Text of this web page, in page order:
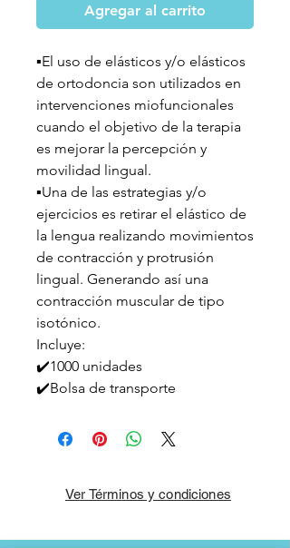
Agregar al carrito
▪️El uso de elásticos y/o elásticos
de ortodoncia son utilizados en
intervenciones miofuncionales
cuando el objetivo de la terapia
es mejorar la percepción y
movilidad lingual.
▪️Una de las estrategias y/o
ejercicios es retirar el elástico de
la lengua realizando movimientos
de contracción y protrusión
lingual. Generando así una
contracción muscular de tipo
isotónico.
Incluye:
✔️1000 unidades
✔️Bolsa de transporte
Ver Términos y condiciones